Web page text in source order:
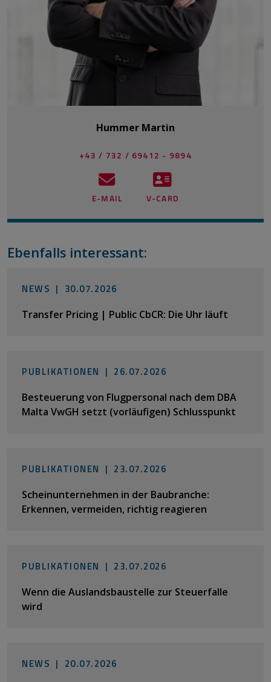
Hummer Martin
+43 / 732 / 69412 - 9894
E-MAIL V-CARD
Ebenfalls interessant:
NEWS | 30.07.2026
Transfer Pricing | Public CbCR: Die Uhr läuft
PUBLIKATIONEN | 26.07.2026
Besteuerung von Flugpersonal nach dem DBA
Malta VwGH setzt (vorläufigen) Schlusspunkt
PUBLIKATIONEN | 23.07.2026
Scheinunternehmen in der Baubranche:
Erkennen, vermeiden, richtig reagieren
PUBLIKATIONEN | 23.07.2026
Wenn die Auslandsbaustelle zur Steuerfalle
wird
NEWS | 20.07.2026